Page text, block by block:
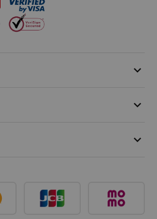
keyboard_arrow_down
keyboard_arrow_down
keyboard_arrow_down